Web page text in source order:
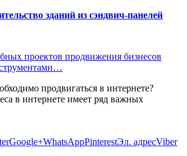
зданий из сэндвич-панелей
проектов продвижения бизнесов
продвигаться в интернете?
в интернете имеет ряд важных
Google+WhatsAppPinterestЭл. адресViber